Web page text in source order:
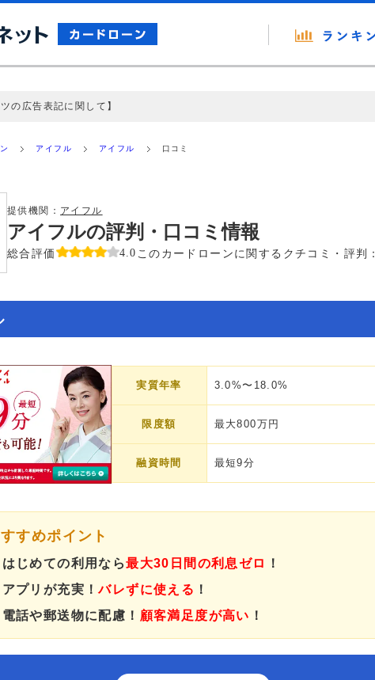
ツの広告表記に関して】
づき、公平性を担保した情報提供を行っています。
アイフル アイフル 口コミ
提供機関： アイフル
アイフルの評判・口コミ情報
総合評価 4.0 このカードローンに関するクチコミ・評判：
実質年率 3.0%〜18.0%
限度額 最大800万円
融資時間 最短9分
すめポイント
はじめての利用なら最大30日間の利息ゼロ
！
アプリが充実！バレずに使える ！
電話や郵送物に配慮！ 顧客満足度が高い ！